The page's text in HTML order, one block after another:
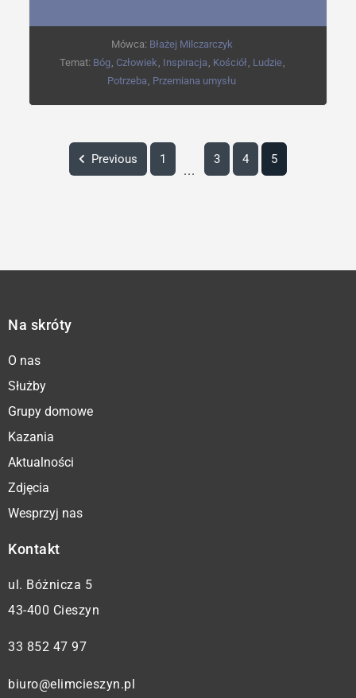
Mówca: Błażej Milczarczyk
Temat: Bóg Człowiek Inspiracja Kościół Ludzie
Potrzeba Przemiana umysłu
Previous 1
...
3 4 5
Na skróty
O nas
Służby
Grupy domowe
Kazania
Aktualności
Zdjęcia
Wesprzyj nas
Kontakt
ul. Bóżnicza 5
43-400 Cieszyn
33 852 47 97
biuro@elimcieszyn.pl